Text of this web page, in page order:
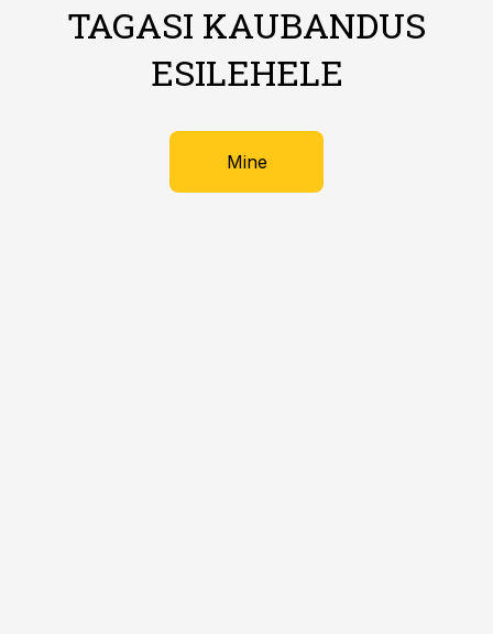
TAGASI KAUBANDUS
ESILEHELE
Mine